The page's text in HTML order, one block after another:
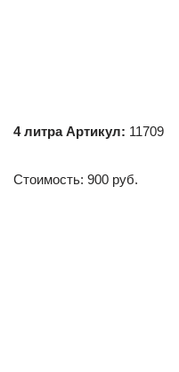
4 литра Артикул: 11709
Стоимость: 900 руб.